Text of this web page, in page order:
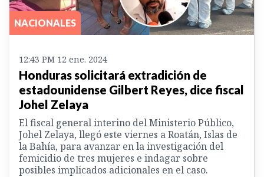
NACIONALES
12:43 PM 12 ene. 2024
Honduras solicitará extradición de
estadounidense Gilbert Reyes, dice fiscal
Johel Zelaya
El fiscal general interino del Ministerio Público,
Johel Zelaya, llegó este viernes a Roatán, Islas de
la Bahía, para avanzar en la investigación del
femicidio de tres mujeres e indagar sobre
posibles implicados adicionales en el caso.